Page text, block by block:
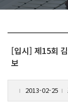
[입시] 제15회
보
l 2013-02-25 l